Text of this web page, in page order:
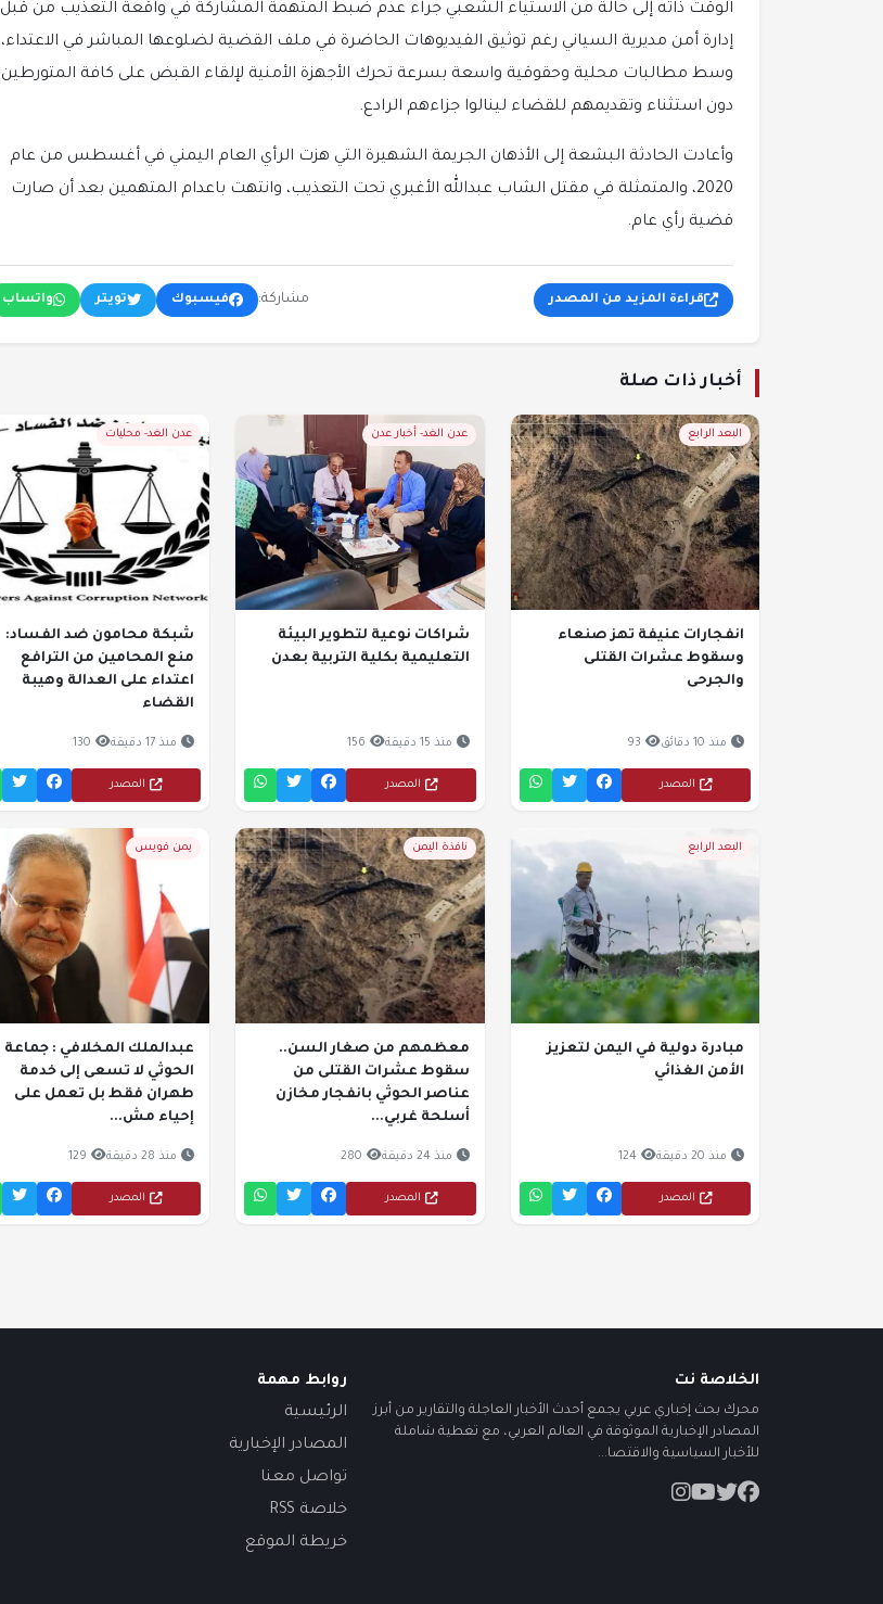
الوقت ذاته إلى حالة من الاستياء الشعبي جراء عدم ضبط المتهمة المشاركة في واقعة التعذيب من قبل
إدارة أمن مديرية السياني رغم توثيق الفيديوهات الحاضرة في ملف القضية لضلوعها المباشر في الاعتداء،
وسط مطالبات محلية وحقوقية واسعة بسرعة تحرك الأجهزة الأمنية لإلقاء القبض على كافة المتورطين
دون استثناء وتقديمهم للقضاء لينالوا جزاءهم الرادع.
وأعادت الحادثة البشعة إلى الأذهان الجريمة الشهيرة التي هزت الرأي العام اليمني في أغسطس من عام
2020، والمتمثلة في مقتل الشاب عبدالله الأغبري تحت التعذيب، وانتهت باعدام المتهمين بعد أن صارت
قضية رأي عام.
قراءة المزيد من المصدر مشاركة: فيسبوك تويتر واتساب
أخبار ذات صلة
البعد الرابع
انفجارات عنيفة تهز صنعاء
وسقوط عشرات القتلى
والجرحى
منذ 10 دقائق 93
المصدر
عدن الغد- أخبار عدن
شراكات نوعية لتطوير البيئة
التعليمية بكلية التربية بعدن
منذ 15 دقيقة 156
المصدر
عدن الغد- محليات
شبكة محامون ضد الفساد:
منع المحامين من الترافع
اعتداء على العدالة وهيبة
القضاء
منذ 17 دقيقة 130
المصدر
البعد الرابع
مبادرة دولية في اليمن لتعزيز
الأمن الغذائي
منذ 20 دقيقة 124
المصدر
نافذة اليمن
معظمهم من صغار السن..
سقوط عشرات القتلى من
عناصر الحوثي بانفجار مخازن
أسلحة غربي...
منذ 24 دقيقة 280
المصدر
يمن فويس
عبدالملك المخلافي : جماعة
الحوثي لا تسعى إلى خدمة
طهران فقط بل تعمل على
إحياء مش...
منذ 28 دقيقة 129
المصدر
الخلاصة نت
محرك بحث إخباري عربي يجمع أحدث الأخبار العاجلة والتقارير من أبرز
المصادر الإخبارية الموثوقة في العالم العربي، مع تغطية شاملة
للأخبار السياسية والاقتصا...
روابط مهمة
الرئيسية
المصادر الإخبارية
تواصل معنا
خلاصة RSS
خريطة الموقع